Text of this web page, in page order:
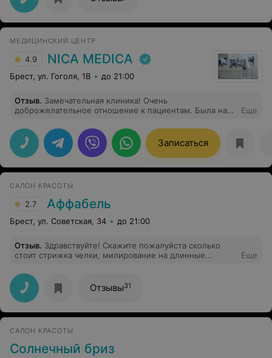
МЕДИЦИНСКИЙ ЦЕНТР
4.9 NICA MEDICA
Брест, ул. Гоголя, 1B до 21:00
Отзыв. Замечательная клиника! Очень
доброжелательное отношение к пациентам. Была на
Владимировича! Замечательный доктор, очень
внимательный. Спасибо за Ваш профессионализм!
Еще
Записаться
САЛОН КРАСОТЫ
2.7 Аффабель
Брест, ул. Советская, 34 до 21:00
Отзыв. Здравствуйте! Скажите пожалуйста сколько
стоит стрижка челки, милирование на длинные
Еще
Отзывы31
САЛОН КРАСОТЫ
Солнечный бриз